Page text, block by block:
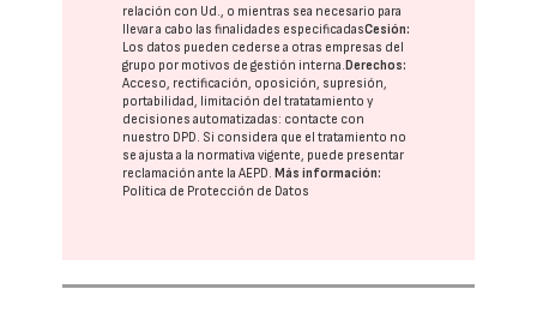
relación con Ud., o mientras sea necesario para
llevar a cabo las finalidades especificadasCesión:
Los datos pueden cederse a otras empresas del
grupo por motivos de gestión interna.Derechos:
Acceso, rectificación, oposición, supresión,
portabilidad, limitación del tratatamiento y
decisiones automatizadas: contacte con
nuestro DPD. Si considera que el tratamiento no
se ajusta a la normativa vigente, puede presentar
reclamación ante laAEPD.Más información:
Política de Protección de Datos